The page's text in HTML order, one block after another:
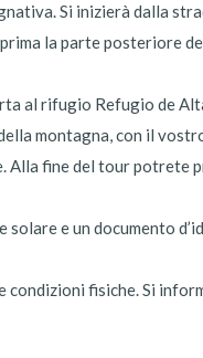
Si inizierà dalla
la parte posteriore
al rifugio Refugio de
montagna, con il
fine del tour potrete
e un documento
fisiche. Si